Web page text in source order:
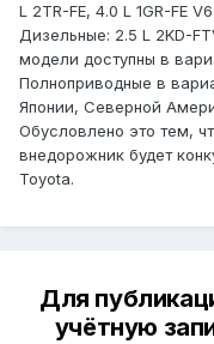
L 2TR-FE, 4.0 L 1GR-FE
Дизельные: 2.5 L 2KD-
модели доступны в
Полноприводные в
Японии, Северной
Обусловлено это тем,
внедорожник будет
Toyota.
Для
учётную